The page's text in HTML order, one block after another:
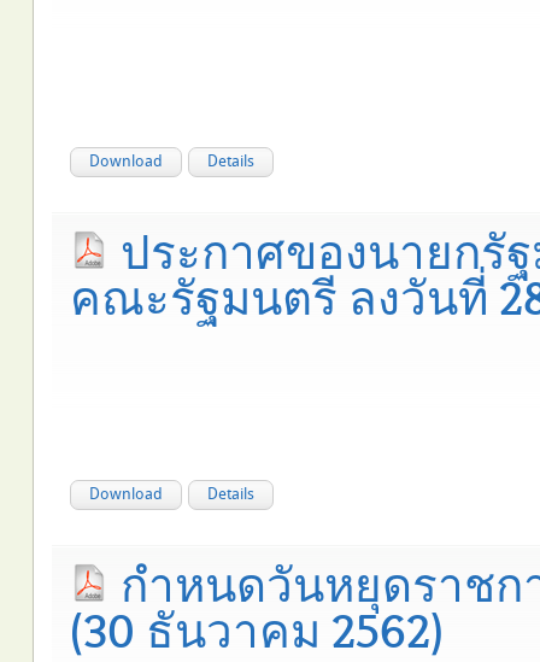
Download Details
ประกาศของนายกรั
คณะรัฐมนตรี ลงวันที่
Download Details
กำหนดวันหยุดราชก
(30 ธันวาคม 2562)